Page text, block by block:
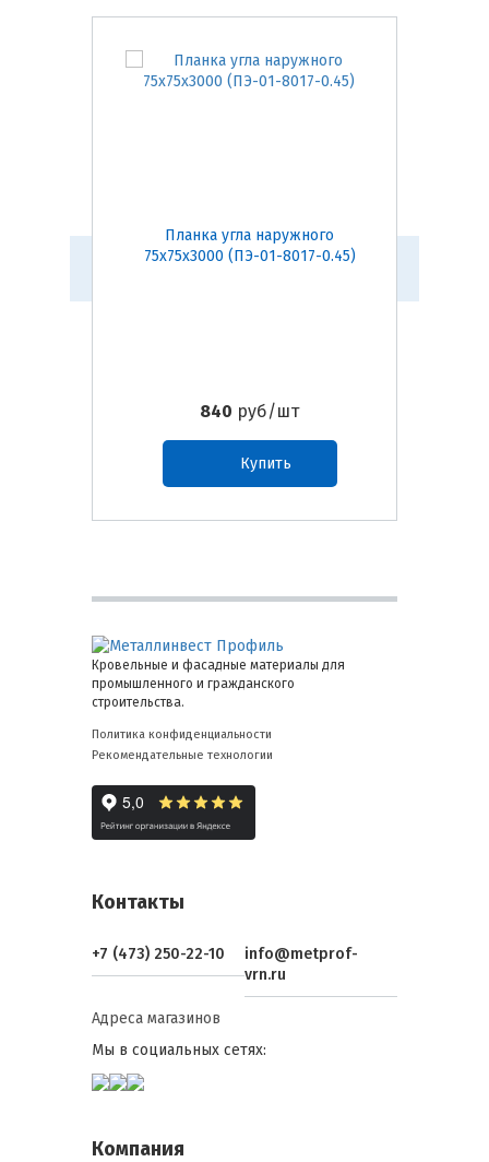
Планка угла наружного
75х75х3000 (ПЭ-01-8017-0.45)
840 руб/шт
Купить
Кровельные и фасадные материалы для
промышленного и гражданского
строительства.
Политика конфиденциальности
Рекомендательные технологии
Контакты
+7 (473) 250-22-10
info@metprof-
vrn.ru
Адреса магазинов
Мы в социальных сетях:
Компания